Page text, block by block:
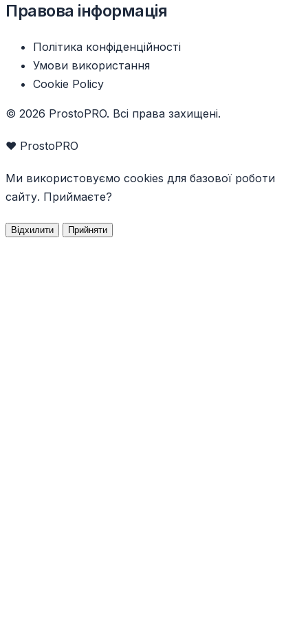
Правова інформація
Політика конфіденційності
Умови використання
Cookie Policy
© 2026 ProstoPRO. Всі права захищені.
❤️ ProstoPRO
Ми використовуємо cookies для базової роботи
сайту. Приймаєте?
Відхилити Прийняти